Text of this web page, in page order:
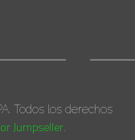
Todos los derechos
Jumpseller